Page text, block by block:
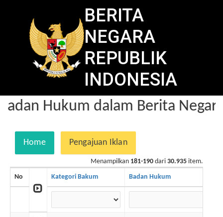
BERITA
NEGARA
REPUBLIK
INDONESIA
Hukum dalam Berita Negara
Home Pengajuan Iklan
Menampilkan 181-190 dari 30.935 item.
No Kategori Bakum Badan Hukum